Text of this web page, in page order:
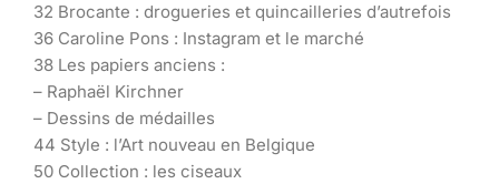
32 Brocante : drogueries et quincailleries d’autrefois
36 Caroline Pons : Instagram et le marché
38 Les papiers anciens :
– Raphaël Kirchner
– Dessins de médailles
44 Style : l’Art nouveau en Belgique
50 Collection : les ciseaux